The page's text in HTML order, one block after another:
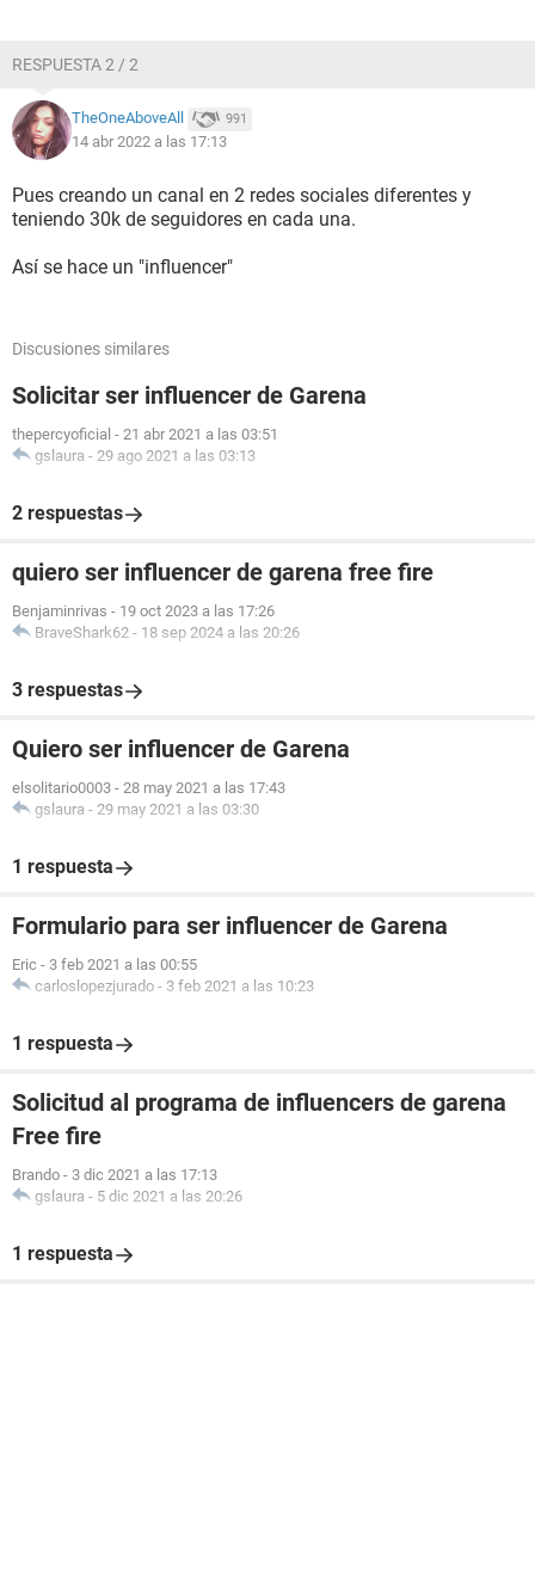
RESPUESTA 2 / 2
TheOneAboveAll 991
14 abr 2022 a las 17:13
Pues creando un canal en 2 redes sociales diferentes y
teniendo 30k de seguidores en cada una.
Así se hace un "influencer"
Discusiones similares
Solicitar ser influencer de Garena
thepercyoficial - 21 abr 2021 a las 03:51
gslaura - 29 ago 2021 a las 03:13
2 respuestas
quiero ser influencer de garena free fire
Benjaminrivas - 19 oct 2023 a las 17:26
BraveShark62 - 18 sep 2024 a las 20:26
3 respuestas
Quiero ser influencer de Garena
elsolitario0003 - 28 may 2021 a las 17:43
gslaura - 29 may 2021 a las 03:30
1 respuesta
Formulario para ser influencer de Garena
Eric - 3 feb 2021 a las 00:55
carloslopezjurado - 3 feb 2021 a las 10:23
1 respuesta
Solicitud al programa de influencers de garena
Free fire
Brando - 3 dic 2021 a las 17:13
gslaura - 5 dic 2021 a las 20:26
1 respuesta